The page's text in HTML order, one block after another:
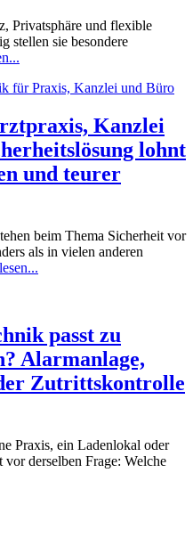
Privatsphäre und flexible
stellen sie besondere
Kanzlei
lohnt
und teurer
beim Thema Sicherheit vor
als in vielen anderen
passt zu
Alarmanlage,
Zutrittskontrolle
Praxis, ein Ladenlokal oder
derselben Frage: Welche